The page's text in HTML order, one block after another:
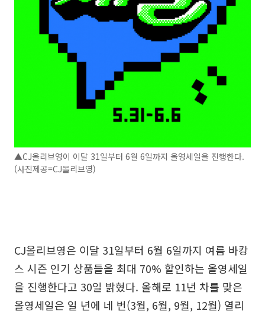
▲CJ올리브영이 이달 31일부터 6월 6일까지 올영세일을 진행한다.
(사진제공=CJ올리브영)
CJ올리브영은 이달 31일부터 6월 6일까지 여름 바캉
스 시즌 인기 상품들을 최대 70% 할인하는 올영세일
을 진행한다고 30일 밝혔다. 올해로 11년 차를 맞은
올영세일은 일 년에 네 번(3월, 6월, 9월, 12월) 열리